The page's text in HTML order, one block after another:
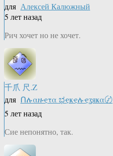
для Алексей Калюжный
5 лет назад
Рич хочет но не хочет.
千爪 尺.Z
для Ոሉαዙҿτα ಭҿҝҿሉҿʓяҝα〄
5 лет назад
Сие непонятно, так.